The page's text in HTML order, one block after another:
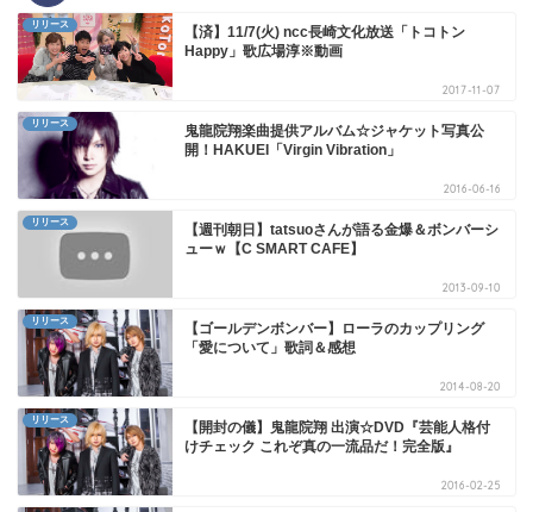
リリース
【済】11/7(火) ncc長崎文化放送「トコトン
Happy」歌広場淳※動画
2017-11-07
リリース
鬼龍院翔楽曲提供アルバム☆ジャケット写真公
開！HAKUEI「Virgin Vibration」
2016-06-16
リリース
【週刊朝日】tatsuoさんが語る金爆＆ボンバーシ
ューｗ【C SMART CAFE】
2013-09-10
リリース
【ゴールデンボンバー】ローラのカップリング
「愛について」歌詞＆感想
2014-08-20
リリース
【開封の儀】鬼龍院翔 出演☆DVD『芸能人格付
けチェック これぞ真の一流品だ！完全版』
2016-02-25